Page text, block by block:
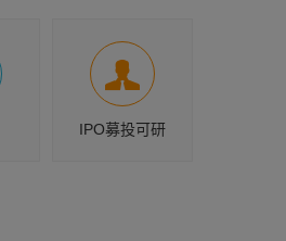
IPO募投可研